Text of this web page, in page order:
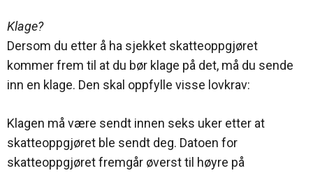
Klage?
Dersom du etter å ha sjekket skatteoppgjøret
kommer frem til at du bør klage på det, må du sende
inn en klage. Den skal oppfylle visse lovkrav:
Klagen må være sendt innen seks uker etter at
skatteoppgjøret ble sendt deg. Datoen for
skatteoppgjøret fremgår øverst til høyre på